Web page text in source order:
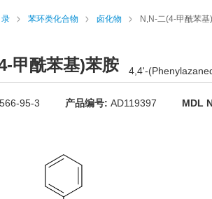
录 苯环类化合物 卤化物 N,N-二(4-甲酰苯基
甲酰苯基)苯胺 4,4'-
95-3 产品编号: AD119397 MDL